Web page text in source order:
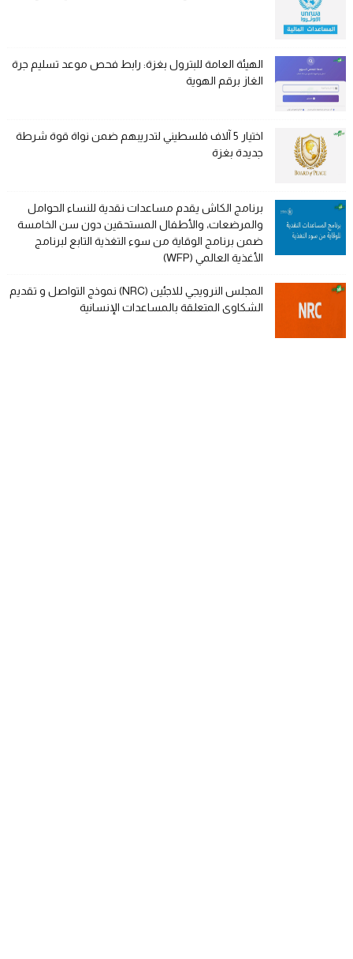
الهيئة العامة للبترول بغزة: رابط فحص موعد تسليم جرة
الغاز برقم الهوية
اختيار 5 آلاف فلسطيني لتدريبهم ضمن نواة قوة شرطة
جديدة بغزة
برنامج الكاش يقدم مساعدات نقدية للنساء الحوامل
والمرضعات، والأطفال المستحقين دون سن الخامسة
ضمن برنامج الوقاية من سوء التغذية التابع لبرنامج
الأغذية العالمي (WFP)
المجلس النرويجي للاجئين (NRC) نموذج التواصل و تقديم
الشكاوى المتعلقة بالمساعدات الإنسانية